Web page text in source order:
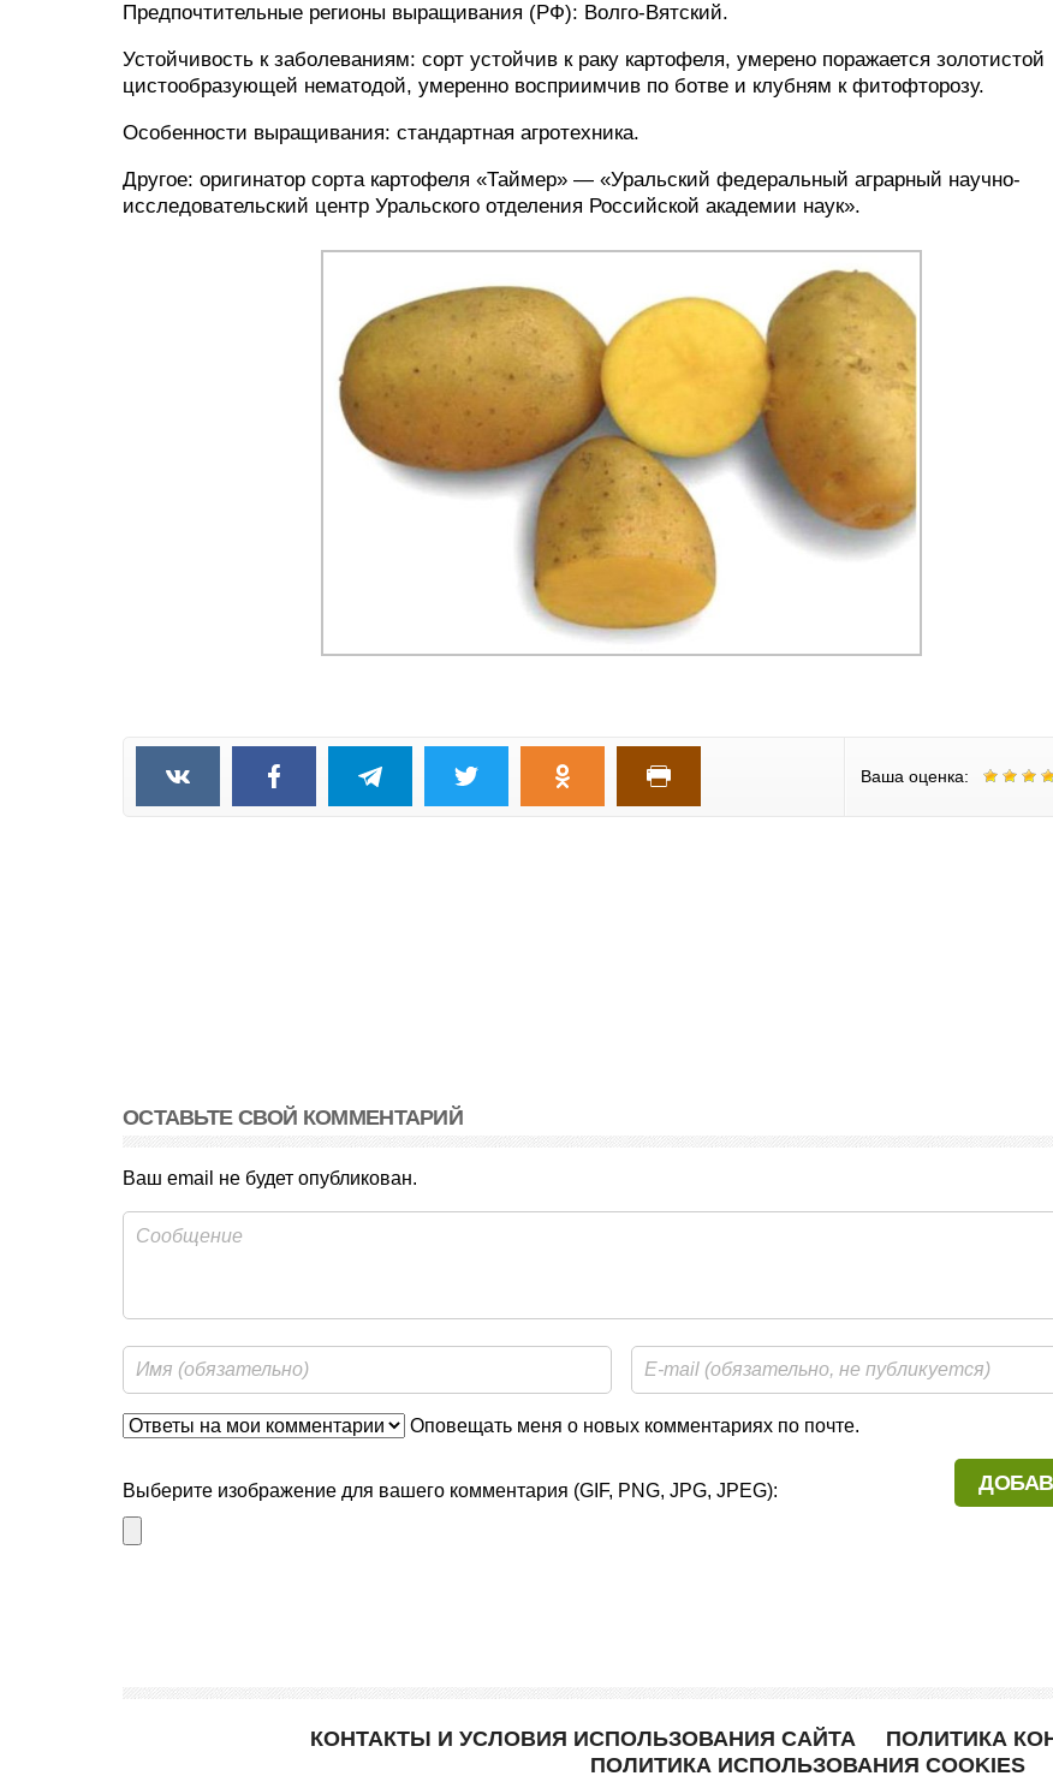
Предпочтительные регионы выращивания (РФ): Волго-Вятский.
Устойчивость к заболеваниям: сорт устойчив к раку картофеля, умерено поражается золотистой
цистообразующей нематодой, умеренно восприимчив по ботве и клубням к фитофторозу.
Особенности выращивания: стандартная агротехника.
Другое: оригинатор сорта картофеля «Таймер» — «Уральский федеральный аграрный научно-
исследовательский центр Уральского отделения Российской академии наук».
Ваша оценка:
ОСТАВЬТЕ СВОЙ КОММЕНТАРИЙ
Ваш email не будет опубликован.
Оповещать меня о новых комментариях по почте.
Выберите изображение для вашего комментария (GIF, PNG, JPG, JPEG):
КОНТАКТЫ И УСЛОВИЯ ИСПОЛЬЗОВАНИЯ САЙТА
ПОЛИТИКА
ПОЛИТИКА ИСПОЛЬЗОВАНИЯ COOKIES